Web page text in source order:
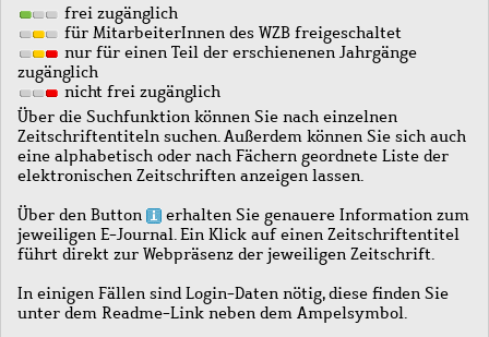
frei zugänglich
für MitarbeiterInnen des WZB freigeschaltet
nur für einen Teil der erschienenen Jahrgänge
zugänglich
nicht frei zugänglich
Über die Suchfunktion können Sie nach einzelnen
Zeitschriftentiteln suchen. Außerdem können Sie sich auch
eine alphabetisch oder nach Fächern geordnete Liste der
elektronischen Zeitschriften anzeigen lassen.
Über den Button
erhalten Sie genauere Information zum
jeweiligen E-Journal. Ein Klick auf einen Zeitschriftentitel
führt direkt zur Webpräsenz der jeweiligen Zeitschrift.
In einigen Fällen sind Login-Daten nötig, diese finden Sie
unter dem Readme-Link neben dem Ampelsymbol.